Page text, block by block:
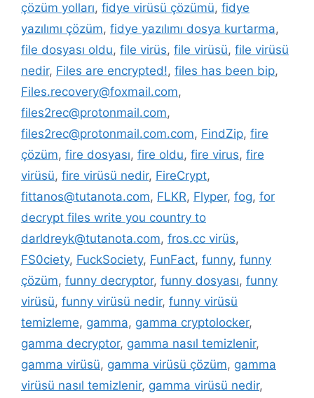
çözüm yolları, fidye virüsü çözümü, fidye
yazılımı çözüm, fidye yazılımı dosya kurtarma,
file dosyası oldu, file virüs, file virüsü, file virüsü
nedir, Files are encrypted!, files has been bip,
Files.recovery@foxmail.com,
files2rec@protonmail.com,
files2rec@protonmail.com.com, FindZip, fire
çözüm, fire dosyası, fire oldu, fire virus, fire
virüsü, fire virüsü nedir, FireCrypt,
fittanos@tutanota.com, FLKR, Flyper, fog, for
decrypt files write you country to
darldreyk@tutanota.com, fros.cc virüs,
FS0ciety, FuckSociety, FunFact, funny, funny
çözüm, funny decryptor, funny dosyası, funny
virüsü, funny virüsü nedir, funny virüsü
temizleme, gamma, gamma cryptolocker,
gamma decryptor, gamma nasıl temizlenir,
gamma virüsü, gamma virüsü çözüm, gamma
virüsü nasıl temizlenir, gamma virüsü nedir,